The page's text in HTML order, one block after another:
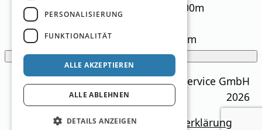
Alle
> 2500m
Pistenkilometer gesamt
Alle
> 50km > 100km > 200km
Filter anzeigen
Ski Guide Austria © MN Anzeigenservice GmbH
2026
Impressum MediadatenDatenschutzerklärung
PERSONALISIERUNG
FUNKTIONALITÄT
ALLE AKZEPTIEREN
ALLE ABLEHNEN
DETAILS ANZEIGEN